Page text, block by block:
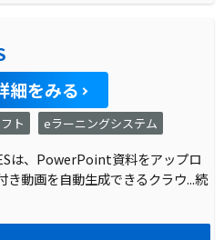
細をみる
ト eラーニングシステム
は、PowerPoint資料をアップロ
き動画を自動生成できるクラウ...続